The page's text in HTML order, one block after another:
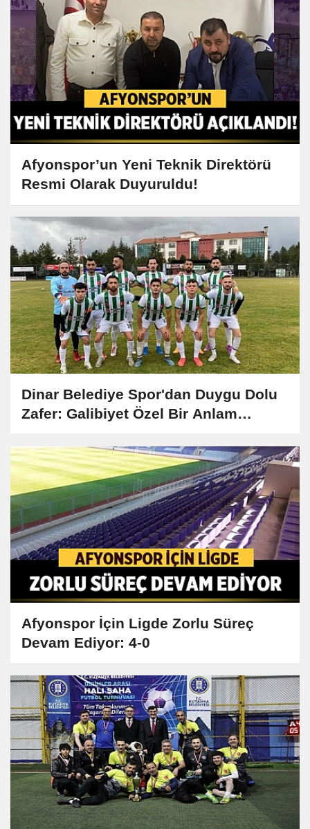
Afyonspor’un Yeni Teknik Direktörü
Resmi Olarak Duyuruldu!
Dinar Belediye Spor'dan Duygu Dolu
Zafer: Galibiyet Özel Bir Anlam
Kazandı
Afyonspor İçin Ligde Zorlu Süreç
Devam Ediyor: 4-0